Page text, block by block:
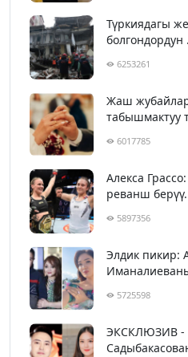
Түркиядагы
болгондордун
6253261
Жаш
табышмактуу
6017785
Алекса
реванш
5897356
Элдик пикир:
5725598
ЭКСКЛЮЗИВ -